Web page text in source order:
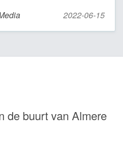
2022-06-15
de buurt van Almere